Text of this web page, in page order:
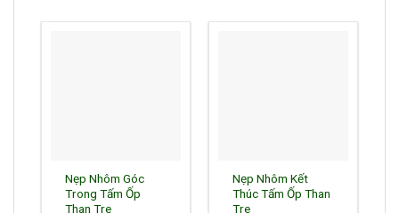
Nẹp Nhôm Góc
Trong Tấm Ốp
Than Tre
Nẹp Nhôm Kết
Thúc Tấm Ốp Than
Tre